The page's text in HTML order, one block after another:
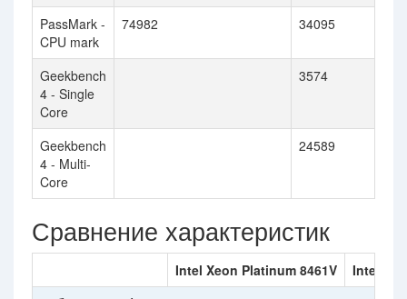
PassMark -
CPU mark
74982 34095
Geekbench
4 - Single
Core
3574
Geekbench
4 - Multi-
Core
24589
Сравнение характеристик
Intel Xeon Platinum 8461V Intel